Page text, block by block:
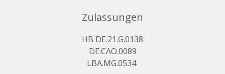
Zulassungen
HB DE.21.G.0138
DE.CAO.0089
LBA.MG.0534